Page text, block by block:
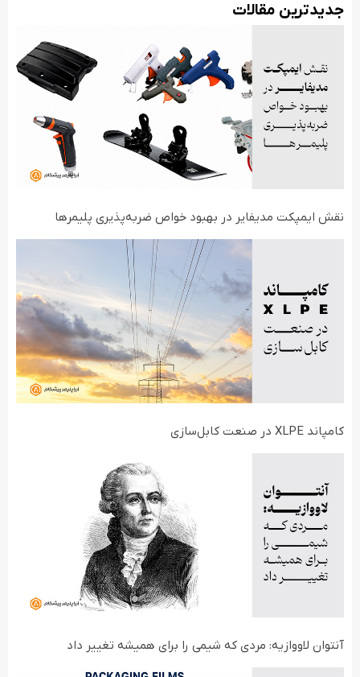
جدید‌ترین مقالات
نقش ایمپکت مدیفایر در بهبود خواص ضربه‌پذیری پلیمرها
کامپاند XLPE در صنعت کابل‌سازی
آنتوان لاووازیه: مردی که شیمی را برای همیشه تغییر داد